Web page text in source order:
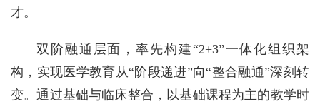
才。
双阶融通层面，率先构建“2+3”一体化组织架
构，实现医学教育从“阶段递进”向“整合融通”深刻转
变。通过基础与临床整合，以基础课程为主的教学时